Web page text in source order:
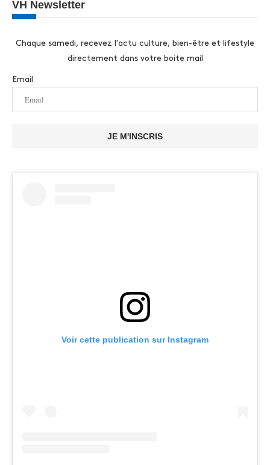
VH Newsletter
Chaque samedi, recevez l'actu culture, bien-être et lifestyle
directement dans votre boite mail
Email
JE M'INSCRIS
Voir cette publication sur Instagram